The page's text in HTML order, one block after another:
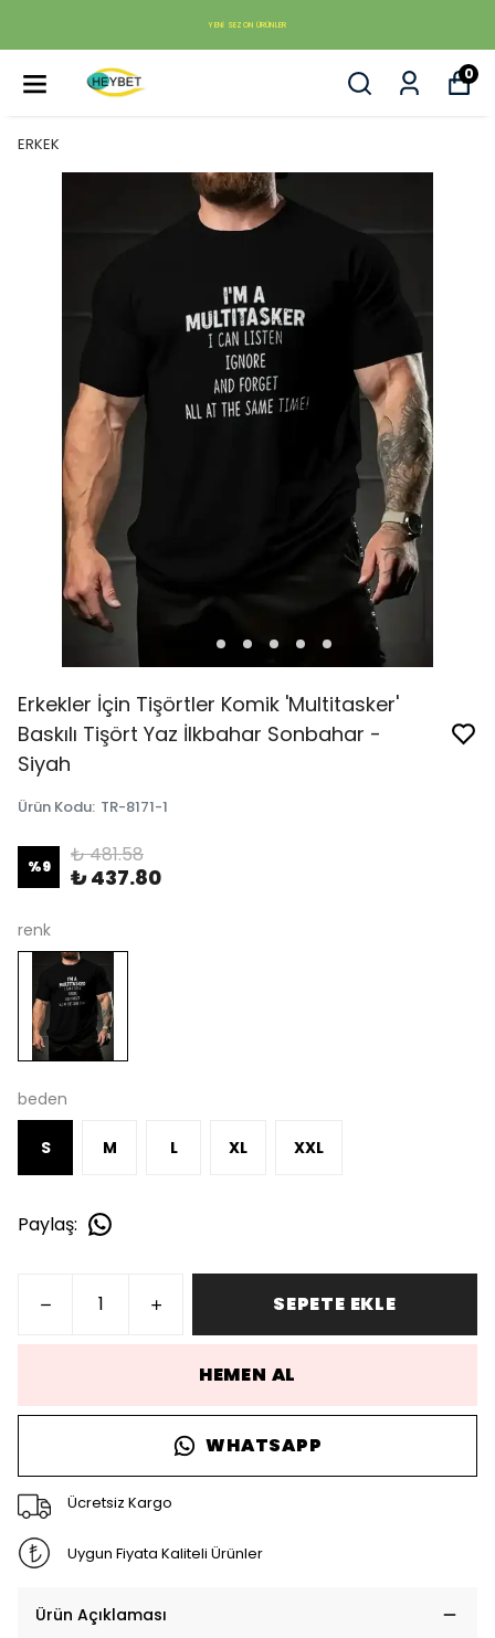
YENI SEZON ÜRÜNLER
0
ERKEK
Erkekler İçin Tişörtler Komik 'Multitasker'
Baskılı Tişört Yaz İlkbahar Sonbahar -
Siyah
Ürün Kodu: TR-8171-1
%9 ₺ 481.58
₺ 437.80
renk
beden
S M L XL XXL
Paylaş:
SEPETE EKLE
HEMEN AL
WHATSAPP
Ücretsiz Kargo
Uygun Fiyata Kaliteli Ürünler
Ürün Açıklaması